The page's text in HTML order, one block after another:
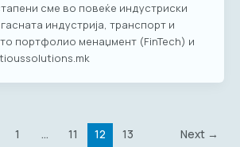
сме во повеќе индустриски
индустрија, транспорт и
портфолио менаџмент (FinTech) и
1 … 11 12 13 Next →